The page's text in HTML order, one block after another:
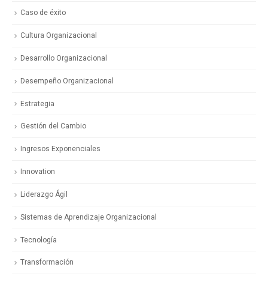
Caso de éxito
Cultura Organizacional
Desarrollo Organizacional
Desempeño Organizacional
Estrategia
Gestión del Cambio
Ingresos Exponenciales
Innovation
Liderazgo Ágil
Sistemas de Aprendizaje Organizacional
Tecnología
Transformación